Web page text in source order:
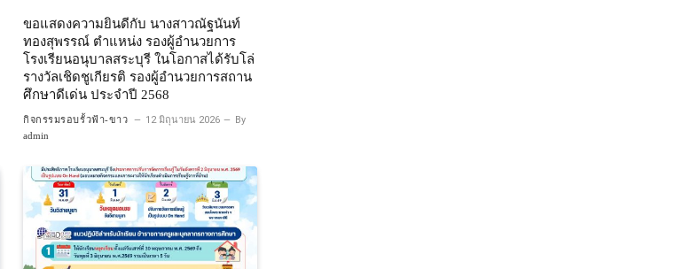
ขอแสดงความยินดีกับ นางสาวณัฐนันท์
ทองสุพรรณ์ ตำแหน่ง รองผู้อำนวยการ
โรงเรียนอนุบาลสระบุรี ในโอกาสได้รับโล่
รางวัลเชิดชูเกียรติ รองผู้อำนวยการสถาน
ศึกษาดีเด่น ประจำปี 2568
กิจกรรมรอบรั้วฟ้า-ขาว 12 มิถุนายน 2026 By
admin